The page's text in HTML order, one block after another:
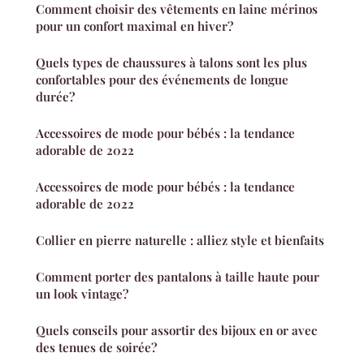
Comment choisir des vêtements en laine mérinos
pour un confort maximal en hiver?
Quels types de chaussures à talons sont les plus
confortables pour des événements de longue
durée?
Accessoires de mode pour bébés : la tendance
adorable de 2022
Accessoires de mode pour bébés : la tendance
adorable de 2022
Collier en pierre naturelle : alliez style et bienfaits
Comment porter des pantalons à taille haute pour
un look vintage?
Quels conseils pour assortir des bijoux en or avec
des tenues de soirée?